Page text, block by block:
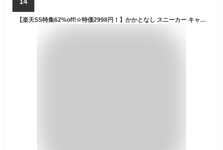
【楽天SS特集62%off!☆特価2998円！】かかとなし スニーカー キャンバス レディース レディース スニーカーブーツ 厚底 通気性 歩きやすい ウォーキングシューズ ランニングシューズ クション性 インヒール スリッポン 体育館シューズ インスタグラム ゴム